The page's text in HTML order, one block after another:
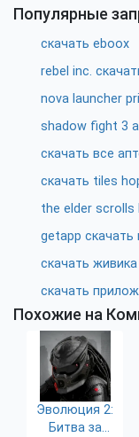
Популярные
скачать eboox
rebel inc.
nova launcher
shadow fight 3
скачать все
скачать tiles
the elder scrolls
getapp
скачать живика
скачать
Похожие на
Эволюция 2:
Битва за